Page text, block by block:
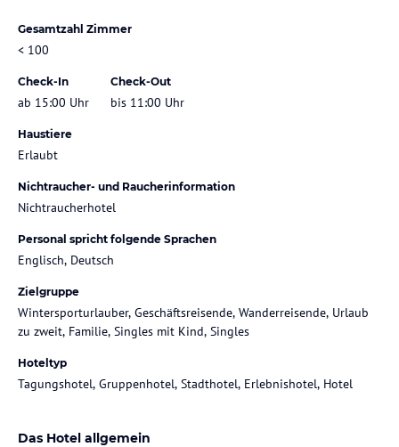
Gesamtzahl Zimmer
< 100
Check-In
ab 15:00 Uhr
Check-Out
bis 11:00 Uhr
Haustiere
Erlaubt
Nichtraucher- und Raucherinformation
Nichtraucherhotel
Personal spricht folgende Sprachen
Englisch, Deutsch
Zielgruppe
Wintersporturlauber, Geschäftsreisende, Wanderreisende, Urlaub
zu zweit, Familie, Singles mit Kind, Singles
Hoteltyp
Tagungshotel, Gruppenhotel, Stadthotel, Erlebnishotel, Hotel
Das Hotel allgemein